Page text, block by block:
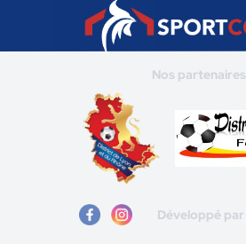
Nos partenaires
Développé par